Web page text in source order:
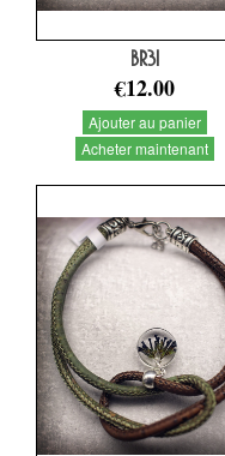
BR31
€12.00
Ajouter au panier
Acheter maintenant